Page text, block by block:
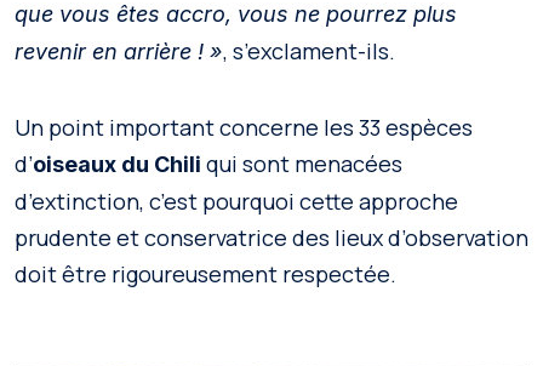
que vous êtes accro, vous ne pourrez plus
revenir en arrière ! », s’exclament-ils.
Un point important concerne les 33 espèces
d’oiseaux du Chili qui sont menacées
d’extinction, c’est pourquoi cette approche
prudente et conservatrice des lieux d’observation
doit être rigoureusement respectée.